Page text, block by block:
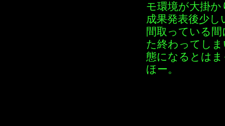
モ環境が大掛
成果発表後少
間取っている
た終わってし
態になるとは
ほー。